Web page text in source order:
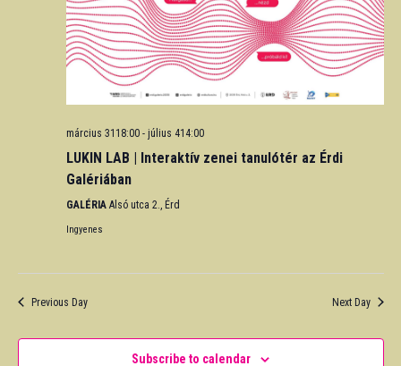
március 3118:00- július 414:00
LUKIN LAB | Interaktív zenei tanulótér az Érdi
Galériában
GALÉRIA Alsó utca 2., Érd
Ingyenes
Previous Day Next Day
Subscribe to calendar